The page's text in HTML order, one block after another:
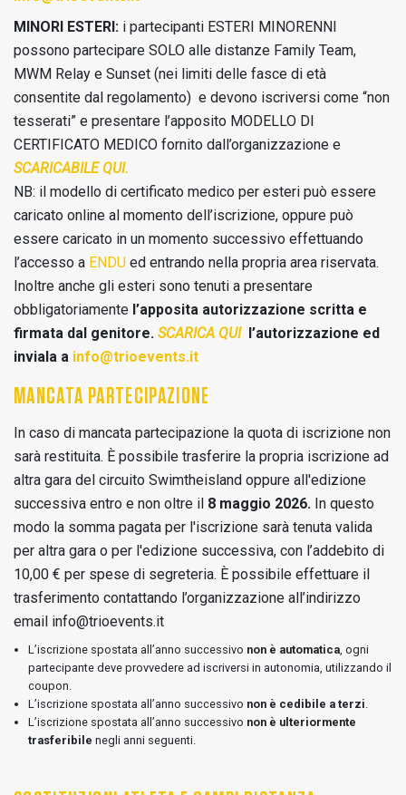
MINORI ESTERI: i partecipanti ESTERI MINORENNI
possono partecipare SOLO alle distanze Family Team,
MWM Relay e Sunset (nei limiti delle fasce di età
consentite dal regolamento) e devono iscriversi come “non
tesserati” e presentare l’apposito MODELLO DI
CERTIFICATO MEDICO fornito dall’organizzazione e
SCARICABILE QUI.
NB: il modello di certificato medico per esteri può essere
caricato online al momento dell’iscrizione, oppure può
essere caricato in un momento successivo effettuando
l’accesso a ENDU ed entrando nella propria area riservata.
Inoltre anche gli esteri sono tenuti a presentare
obbligatoriamente l’apposita autorizzazione scritta e
firmata dal genitore. SCARICA QUI l’autorizzazione ed
inviala a info@trioevents.it
MANCATA PARTECIPAZIONE
In caso di mancata partecipazione la quota di iscrizione non
sarà restituita. È possibile trasferire la propria iscrizione ad
altra gara del circuito Swimtheisland oppure all'edizione
successiva entro e non oltre il 8 maggio 2026. In questo
modo la somma pagata per l'iscrizione sarà tenuta valida
per altra gara o per l'edizione successiva, con l’addebito di
10,00 € per spese di segreteria. È possibile effettuare il
trasferimento contattando l’organizzazione all’indirizzo
email info@trioevents.it
L’iscrizione spostata all’anno successivo non è automatica, ogni
partecipante deve provvedere ad iscriversi in autonomia, utilizzando il
coupon.
L’iscrizione spostata all’anno successivo non è cedibile a terzi.
L’iscrizione spostata all’anno successivo non è ulteriormente
trasferibile negli anni seguenti.